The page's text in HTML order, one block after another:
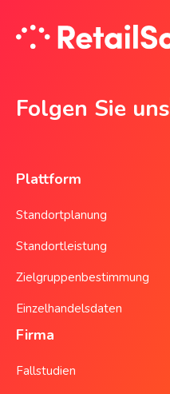
Folgen Sie uns
Plattform
Standortplanung
Standortleistung
Zielgruppenbestimmung
Einzelhandelsdaten
Firma
Fallstudien